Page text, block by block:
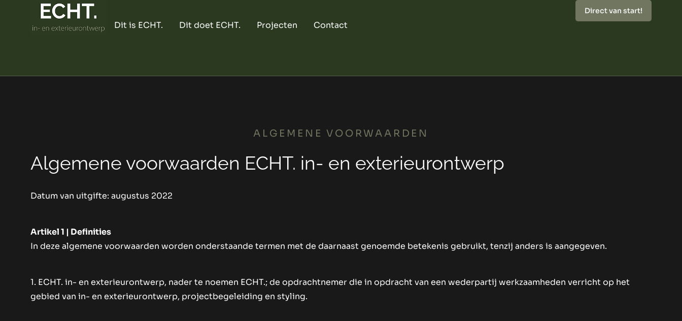
Dit is ECHT. Dit doet ECHT. Projecten Contact
Direct van start!
ALGEMENE VOORWAARDEN
Algemene voorwaarden ECHT. in- en exterieurontwerp
Datum van uitgifte: augustus 2022
Artikel 1 | Definities
In deze algemene voorwaarden worden onderstaande termen met de daarnaast genoemde betekenis gebruikt, tenzij anders is aangegeven.
1. ECHT. in- en exterieurontwerp, nader te noemen ECHT.; de opdrachtnemer die in opdracht van een wederpartij werkzaamheden verricht op het
gebied van in- en exterieurontwerp, projectbegeleiding en styling.